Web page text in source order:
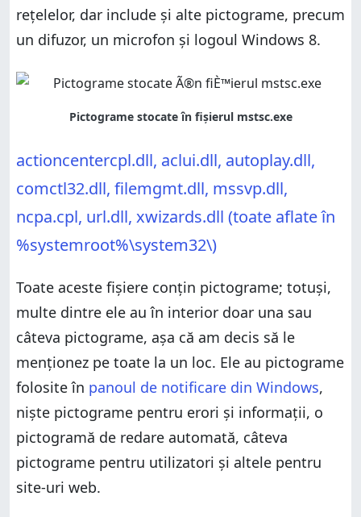
rețelelor, dar include și alte pictograme, precum
un difuzor, un microfon și logoul Windows 8.
actioncentercpl.dll, aclui.dll, autoplay.dll,
comctl32.dll, filemgmt.dll, mssvp.dll,
ncpa.cpl, url.dll, xwizards.dll (toate aflate în
%systemroot%\system32\)
Toate aceste fișiere conțin pictograme; totuși,
multe dintre ele au în interior doar una sau
câteva pictograme, așa că am decis să le
menționez pe toate la un loc. Ele au pictograme
folosite în panoul de notificare din Windows,
niște pictograme pentru erori și informații, o
pictogramă de redare automată, câteva
pictograme pentru utilizatori și altele pentru
site-uri web.